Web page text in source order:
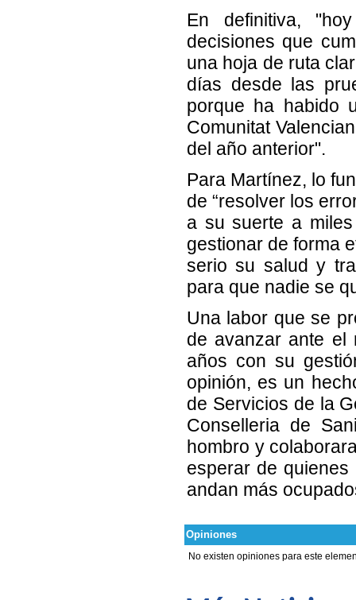
En definitiva,
decisiones que
una hoja de ruta
días desde las
porque ha habido
Comunitat
del año anterior".
Para Martínez, lo
de “resolver los
a su suerte a
gestionar de forma
serio su salud y
para que nadie se
Una labor que se
de avanzar ante el
años con su
opinión, es un
de Servicios de la
Conselleria de
hombro y
esperar de
andan más
Opiniones
No existen opiniones para este